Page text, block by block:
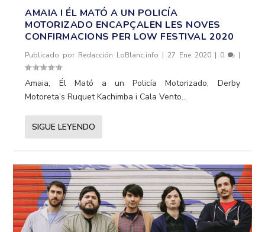
AMAIA I ÉL MATÓ A UN POLICÍA
MOTORIZADO ENCAPÇALEN LES NOVES
CONFIRMACIONS PER LOW FESTIVAL 2020
Publicado por Redacción LoBlanc.info | 27 Ene 2020| 0 |
Amaia, Él Mató a un Policía Motorizado, Derby
Motoreta’s Ruquet Kachimba i Cala Vento...
SIGUE LEYENDO